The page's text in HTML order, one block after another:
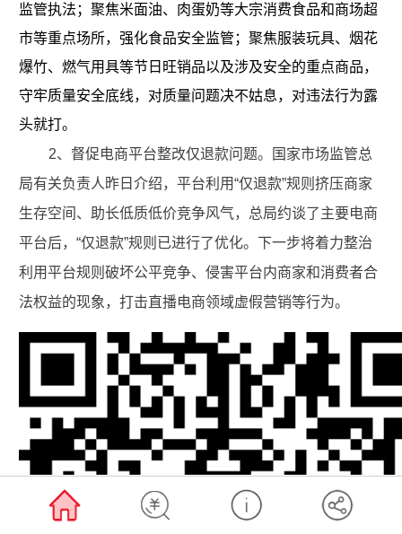
监管执法；聚焦米面油、肉蛋奶等大宗消费食品和商场超
市等重点场所，强化食品安全监管；聚焦服装玩具、烟花
爆竹、燃气用具等节日旺销品以及涉及安全的重点商品，
守牢质量安全底线，对质量问题决不姑息，对违法行为露
头就打。
2、督促电商平台整改仅退款问题。
国家市场监管总
局有关负责人昨日介绍，平台利用“仅退款”规则挤压商家
生存空间、助长低质低价竞争风气，总局约谈了主要电商
平台后，“仅退款”规则已进行了优化。下一步将着力整治
利用平台规则破坏公平竞争、侵害平台内商家和消费者合
法权益的现象，打击直播电商领域虚假营销等行为。